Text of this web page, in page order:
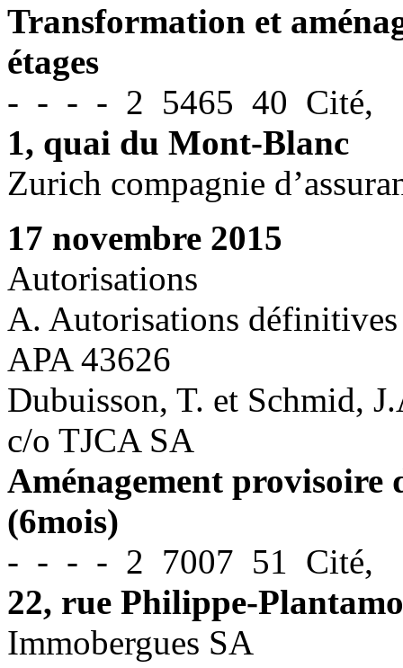
Transformation et
étages
- - - - 2 5465 40 Cité,
1, quai du Mont-Blanc
Zurich compagnie
17 novembre 2015
Autorisations
A. Autorisations définitives
APA 43626
Dubuisson, T. et Schmid,
c/o TJCA SA
Aménagement provisoire
(6mois)
- - - - 2 7007 51 Cité,
22, rue Philippe-
Immobergues SA